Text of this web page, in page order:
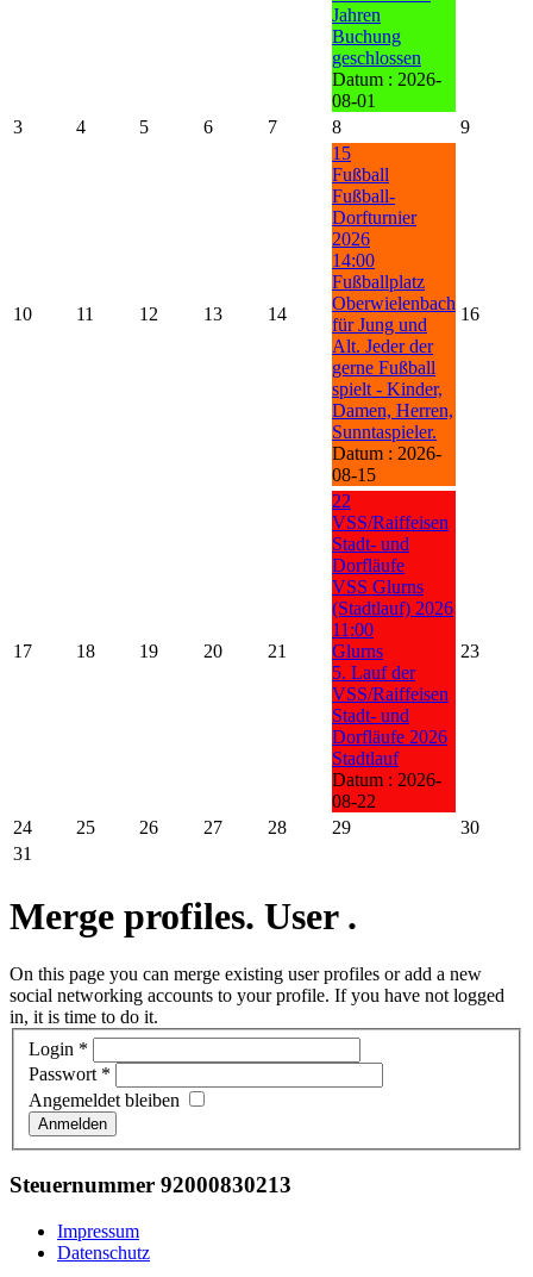
Jahren
Buchung
geschlossen
Datum : 2026-
08-01
3
4 5 6 7 8 9
10 11 12 13 14
15
Fußball
Fußball-
Dorfturnier
2026
14:00
Fußballplatz
Oberwielenbach
für Jung und
Alt. Jeder der
gerne Fußball
spielt - Kinder,
Damen, Herren,
Sunntaspieler.
Datum : 2026-
08-15
16
17 18 19 20 21
22
VSS/Raiffeisen
Stadt- und
Dorfläufe
VSS Glurns
(Stadtlauf) 2026
11:00
Glurns
5. Lauf der
VSS/Raiffeisen
Stadt- und
Dorfläufe 2026
Stadtlauf
Datum : 2026-
08-22
23
24 25 26 27 28 29
30
31
Merge profiles. User .
On this page you can merge existing user profiles or add a new
social networking accounts to your profile. If you have not logged
in, it is time to do it.
Login *
Passwort *
Angemeldet bleiben
Anmelden
Steuernummer 92000830213
Impressum
Datenschutz